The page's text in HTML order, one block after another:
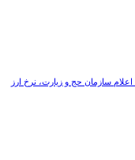
اعلام سازمان حج و زیارت، نرخ ارز